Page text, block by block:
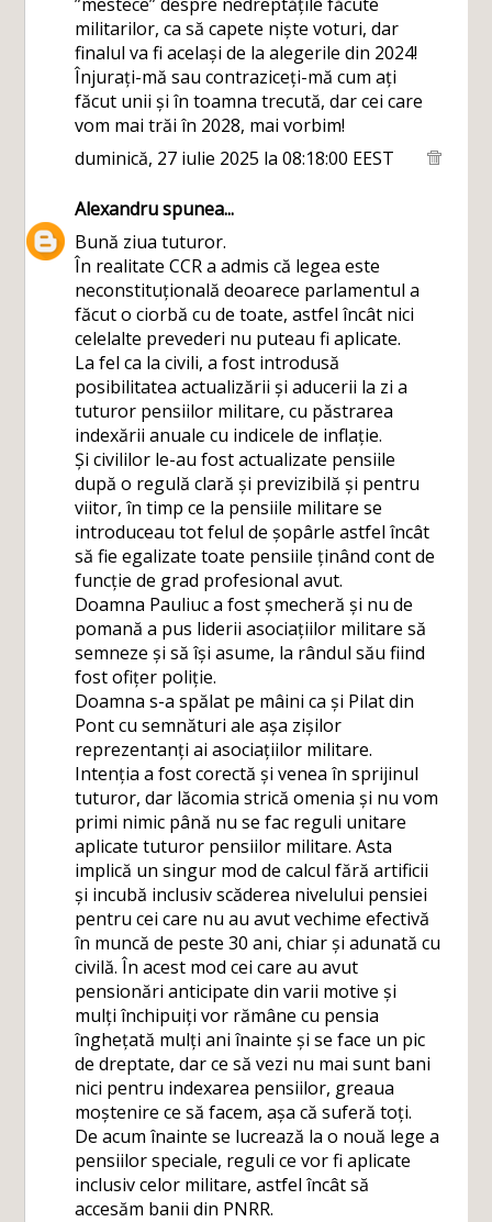
militarilor, ca să capete niște voturi, dar
finalul va fi același de la alegerile din 2024!
Înjurați-mă sau contraziceți-mă cum ați
făcut unii și în toamna trecută, dar cei care
vom mai trăi în 2028, mai vorbim!
duminică, 27 iulie 2025 la 08:18:00 EEST
Alexandruspunea...
Bună ziua tuturor.
În realitate CCR a admis că legea este
neconstituțională deoarece parlamentul a
făcut o ciorbă cu de toate, astfel încât nici
celelalte prevederi nu puteau fi aplicate.
La fel ca la civili, a fost introdusă
posibilitatea actualizării și aducerii la zi a
tuturor pensiilor militare, cu păstrarea
indexării anuale cu indicele de inflație.
Și civililor le-au fost actualizate pensiile
după o regulă clară și previzibilă și pentru
viitor, în timp ce la pensiile militare se
introduceau tot felul de șopârle astfel încât
să fie egalizate toate pensiile ținând cont de
funcție de grad profesional avut.
Doamna Pauliuc a fost șmecheră și nu de
pomană a pus liderii asociațiilor militare să
semneze și să își asume, la rândul său fiind
fost ofițer poliție.
Doamna s-a spălat pe mâini ca și Pilat din
Pont cu semnături ale așa zișilor
reprezentanți ai asociațiilor militare.
Intenția a fost corectă și venea în sprijinul
tuturor, dar lăcomia strică omenia și nu vom
primi nimic până nu se fac reguli unitare
aplicate tuturor pensiilor militare. Asta
implică un singur mod de calcul fără artificii
și incubă inclusiv scăderea nivelului pensiei
pentru cei care nu au avut vechime efectivă
în muncă de peste 30 ani, chiar și adunată cu
civilă. În acest mod cei care au avut
pensionări anticipate din varii motive și
mulți închipuiți vor rămâne cu pensia
înghețată mulți ani înainte și se face un pic
de dreptate, dar ce să vezi nu mai sunt bani
nici pentru indexarea pensiilor, greaua
moștenire ce să facem, așa că suferă toți.
De acum înainte se lucrează la o nouă lege a
pensiilor speciale, reguli ce vor fi aplicate
inclusiv celor militare, astfel încât să
accesăm banii din PNRR.